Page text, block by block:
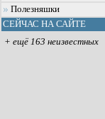
Полезняшки
СЕЙЧАС НА САЙТЕ
+ ещё 163 неизвестных